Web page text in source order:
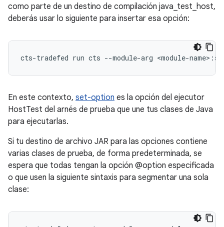
como parte de un destino de compilación java_test_host,
deberás usar lo siguiente para insertar esa opción:
cts-tradefed run cts --module-arg
En este contexto, set-option es la opción del ejecutor
HostTest del arnés de prueba que une tus clases de Java
para ejecutarlas.
Si tu destino de archivo JAR para las opciones contiene
varias clases de prueba, de forma predeterminada, se
espera que todas tengan la opción @option especificada
o que usen la siguiente sintaxis para segmentar una sola
clase: